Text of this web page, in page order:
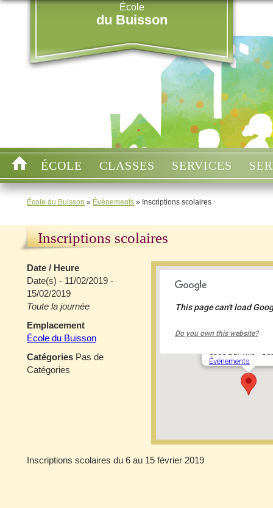
École
du Buisson
ÉCOLE CLASSES SERVICES
École du Buisson » Évènements » Inscriptions scolaires
Inscriptions scolaires
5385 Banville -
Événements
This page can't load
Do you own this website?
Date / Heure
Date(s) - 11/02/2019 -
15/02/2019
Toute la journée
Emplacement
École du Buisson
Catégories Pas de
Catégories
Inscriptions scolaires du 6 au 15 février 2019